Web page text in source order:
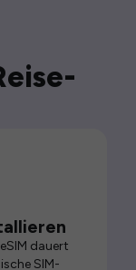
dauert
SIM-